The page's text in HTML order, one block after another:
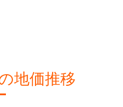
地価推移